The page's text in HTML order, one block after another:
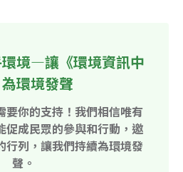
境—讓《環境資訊中
環境發聲
要你的支持！我們相信唯有
促成民眾的參與和行動，邀
行列，讓我們持續為環境發
聲。